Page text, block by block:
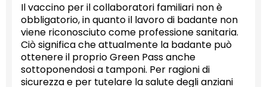
Il vaccino per il collaboratori familiari non è
obbligatorio, in quanto il lavoro di badante non
viene riconosciuto come professione sanitaria.
Ciò significa che attualmente la badante può
ottenere il proprio Green Pass anche
sottoponendosi a tamponi. Per ragioni di
sicurezza e per tutelare la salute degli anziani